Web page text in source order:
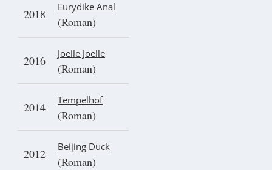
2018 Eurydike Anal
(Roman)
2016 Joelle Joelle
(Roman)
2014 Tempelhof
(Roman)
2012 Beijing Duck
(Roman)